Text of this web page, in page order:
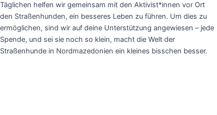
Täglichen helfen wir gemeinsam mit den Aktivist*innen vor Ort
den Straßenhunden, ein besseres Leben zu führen. Um dies zu
ermöglichen, sind wir auf deine Unterstützung angewiesen – jede
Spende, und sei sie noch so klein, macht die Welt der
Straßenhunde in Nordmazedonien ein kleines bisschen besser.